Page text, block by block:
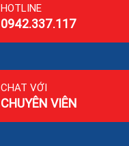
HOTLINE
0942.337.117
CHAT VỚI
CHUYÊN VIÊN